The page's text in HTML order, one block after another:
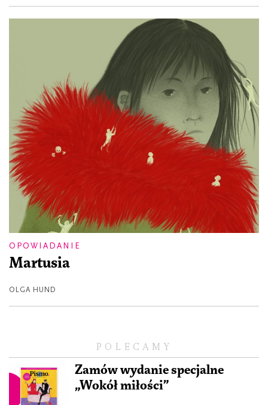
POLECAMY
Zamów wydanie specjalne
„Wokół miłości”
OPOWIADANIE
Martusia
OLGA HUND